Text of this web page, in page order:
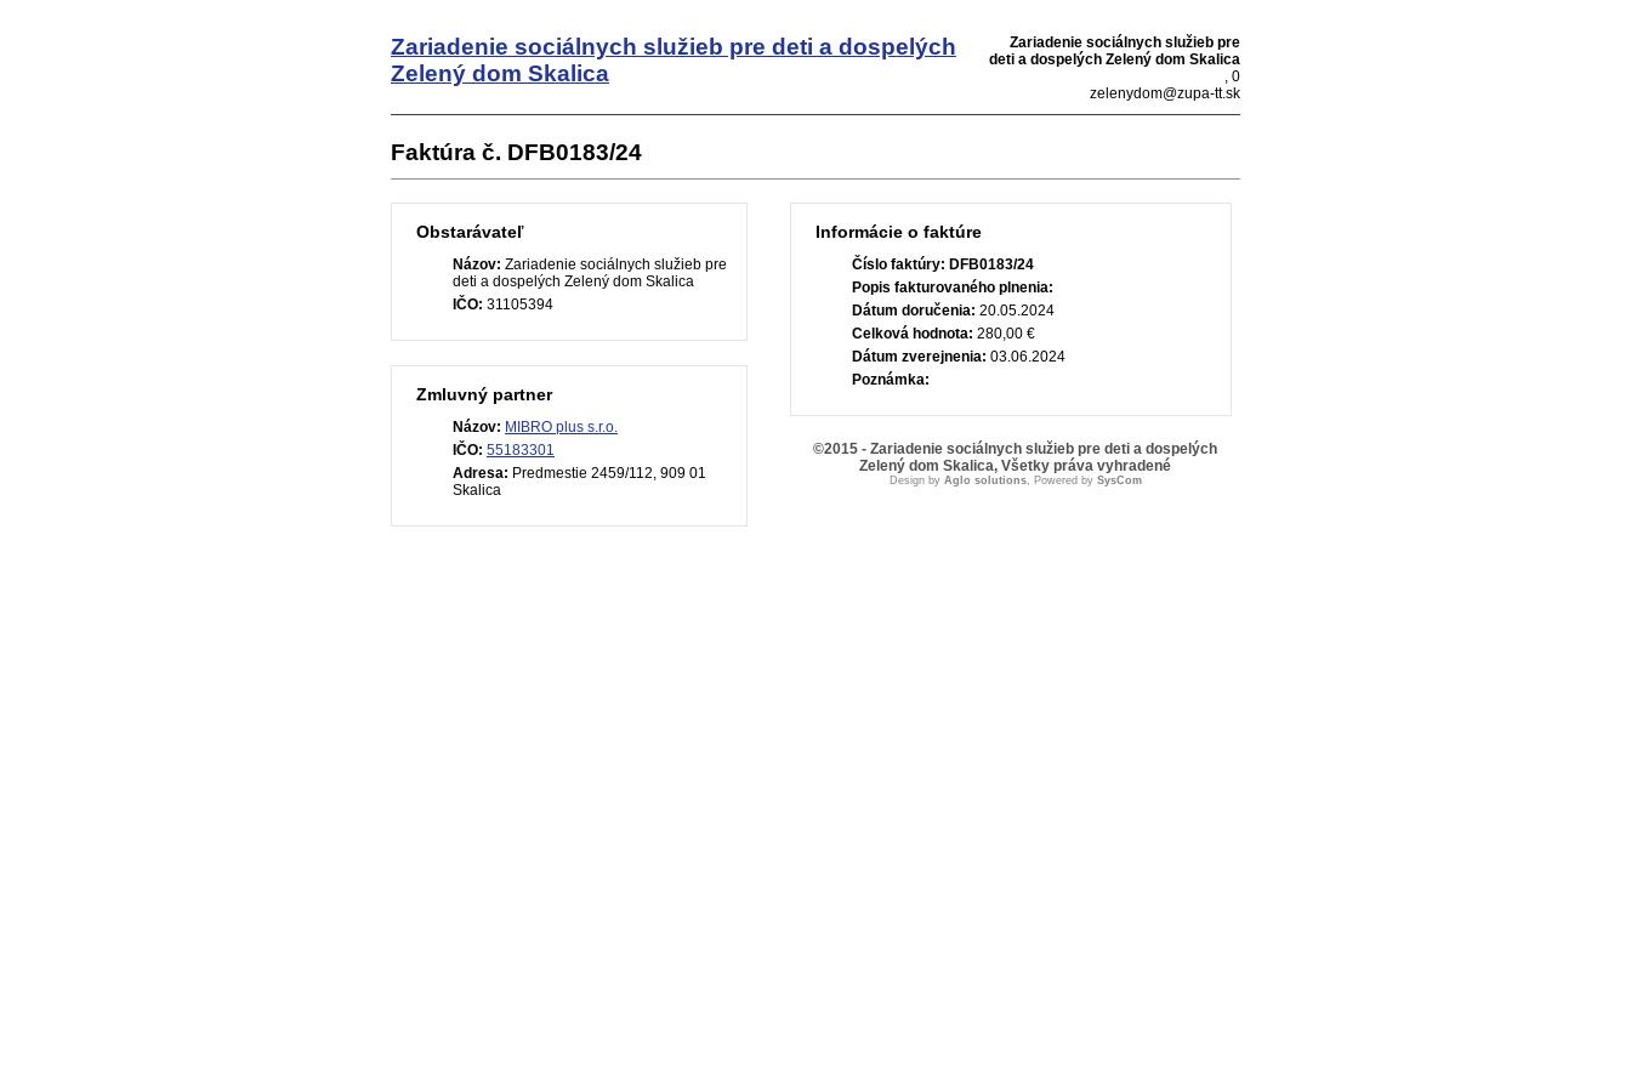
Zariadenie sociálnych služieb pre deti a dospelých
Zelený dom Skalica
Zariadenie sociálnych služieb pre
deti a dospelých Zelený dom Skalica
, 0
zelenydom@zupa-tt.sk
Faktúra č. DFB0183/24
Obstarávateľ
Názov: Zariadenie sociálnych služieb pre
deti a dospelých Zelený dom Skalica
IČO: 31105394
Zmluvný partner
Názov: MIBRO plus s.r.o.
IČO: 55183301
Adresa: Predmestie 2459/112, 909 01
Skalica
Informácie o faktúre
Číslo faktúry: DFB0183/24
Popis fakturovaného plnenia:
Dátum doručenia: 20.05.2024
Celková hodnota: 280,00 €
Dátum zverejnenia: 03.06.2024
Poznámka:
©2015 - Zariadenie sociálnych služieb pre deti a dospelých
Zelený dom Skalica, Všetky práva vyhradené
Design by Aglo solutions, Powered by SysCom